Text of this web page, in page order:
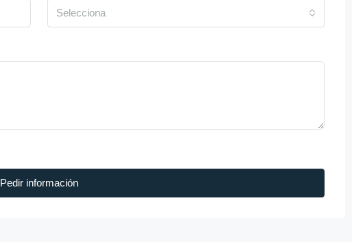
Selecciona
Pedir información